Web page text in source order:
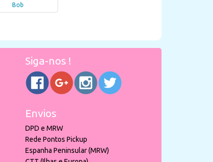
Bob
Siga-nos !
Envios
DPD e MRW
Rede Pontos Pickup
Espanha Peninsular (MRW)